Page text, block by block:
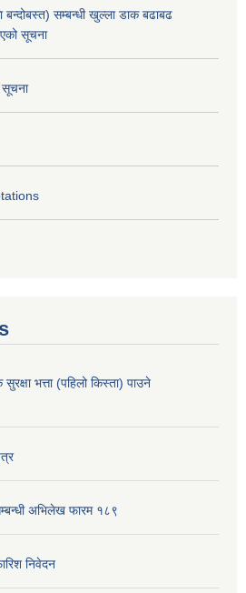
सम्बन्धी खुल्ला डाक बढाबढ
सूचना
भत्ता (पहिलो किस्ता) पाउने
अभिलेख फारम १८९
निवेदन